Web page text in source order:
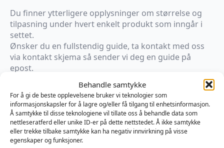
Behandle samtykke
For å gi de beste opplevelsene bruker vi teknologier som
informasjonskapsler for å lagre og/eller få tilgang til enhetsinformasjon.
Å samtykke til disse teknologiene vil tillate oss å behandle data som
nettleseratferd eller unike ID-er på dette nettstedet. Å ikke samtykke
eller trekke tilbake samtykke kan ha negativ innvirkning på visse
egenskaper og funksjoner.
Du finner ytterligere opplysninger om størrelse og
tilpasning under hvert enkelt produkt som inngår i
settet.
Ønsker du en fullstendig guide, ta kontakt med oss
via kontakt skjema så sender vi deg en guide på
epost.
Det er mulig å få avtale for prøving av det komplette
buret. Ta kontakt med oss via kontakt skjema om
dette er ønskelig. Ønsker du å prøve er det viktig at
du følger instruksjonene som vi vil sende deg på
forhånd. Tilbud om prøving er kun tilgjengelig på
fastsatte dager og med trent personale.